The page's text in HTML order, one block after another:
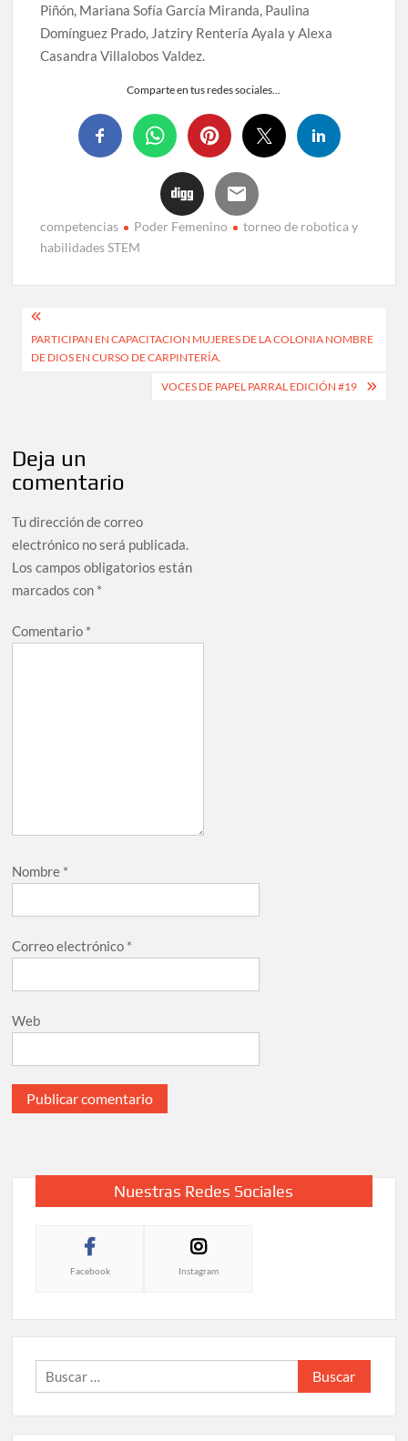
Piñón, Mariana Sofía García Miranda, Paulina
Domínguez Prado, Jatziry Rentería Ayala y Alexa
Casandra Villalobos Valdez.
Comparte en tus redes sociales...
competencias Poder Femenino
torneo de robotica y
habilidades STEM
PARTICIPAN EN CAPACITACION MUJERES DE LA COLONIA NOMBRE
DE DIOS EN CURSO DE CARPINTERÍA.
VOCES DE PAPEL PARRAL EDICIÓN #19
Deja un
comentario
Tu dirección de correo
electrónico no será publicada.
Los campos obligatorios están
marcados con *
Comentario *
Nombre *
Correo electrónico *
Web
Nuestras Redes Sociales
Facebook Instagram